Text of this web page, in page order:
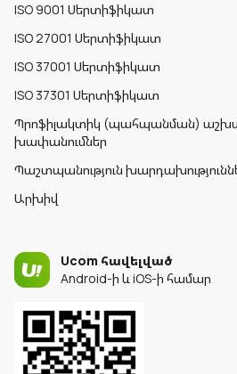
ISO 9001 Սերտիֆիկատ
ISO 27001 Սերտիֆիկատ
ISO 37001 Սերտիֆիկատ
ISO 37301 Սերտիֆիկատ
Պրոֆիլակտիկ (պահպանման)
խափանումներ
Պաշտպանություն
Արխիվ
Ucom հավելված
Android-ի և iOS-ի համար